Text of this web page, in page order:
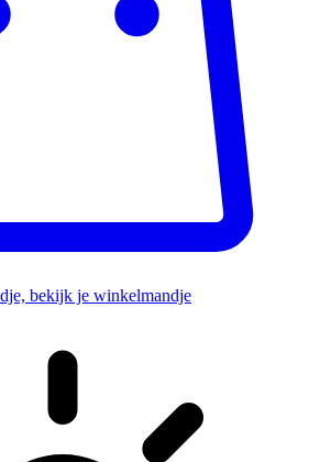
bekijk je winkelmandje